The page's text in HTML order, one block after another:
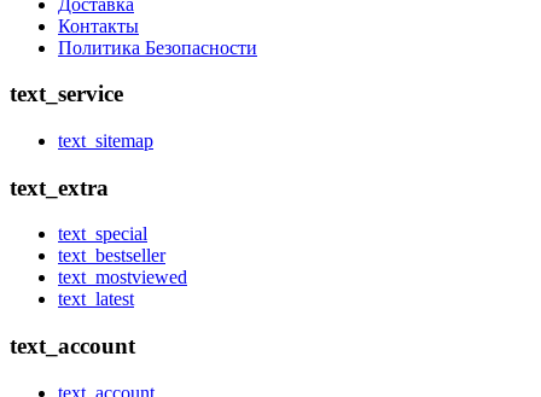
Контакты
Политика Безопасности
text_service
text_sitemap
text_extra
text_special
text_bestseller
text_mostviewed
text_latest
text_account
text_account